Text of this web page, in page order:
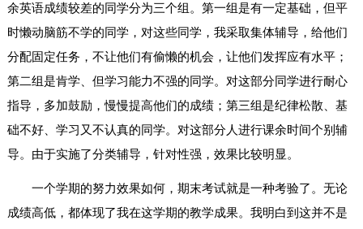
余英语成绩较差的同学分为三个组。第一组是有一定基础，但平
时懒动脑筋不学的同学，对这些同学，我采取集体辅导，给他们
分配固定任务，不让他们有偷懒的机会，让他们发挥应有水平；
第二组是肯学、但学习能力不强的同学。对这部分同学进行耐心
指导，多加鼓励，慢慢提高他们的成绩；第三组是纪律松散、基
础不好、学习又不认真的同学。对这部分人进行课余时间个别辅
导。由于实施了分类辅导，针对性强，效果比较明显。
一个学期的努力效果如何，期末考试就是一种考验了。无论
成绩高低，都体现了我在这学期的教学成果。我明白到这并不是